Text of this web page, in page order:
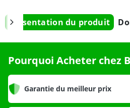
Présentation du produit
Pourquoi Acheter chez
Garantie du meilleur prix